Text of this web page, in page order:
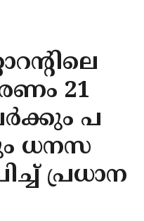
21
പ
ധനസ
പ്രധാന